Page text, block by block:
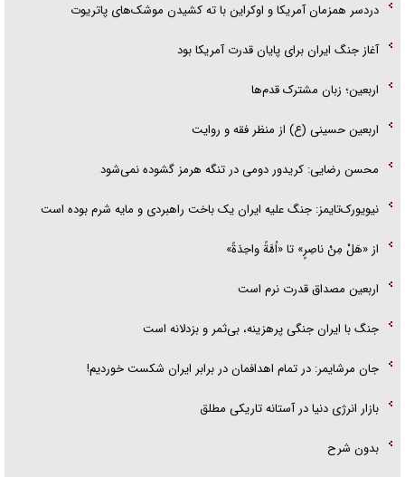
دردسر همزمان آمریکا و اوکراین با ته کشیدن موشک‌های پاتریوت
آغاز جنگ ایران برای پایان قدرت آمریکا بود
اربعین؛ زبان مشترک قدم‌ها
اربعین حسینی (ع) از منظر فقه و روایت
محسن رضایی: کریدور دومی در تنگه هرمز گشوده نمی‌شود
نیویورک‌تایمز: جنگ علیه ایران یک باخت راهبردی و مایه شرم بوده است
از «هَلْ مِنْ ناصِرٍ» تا «اُمَّةً واحِدَةً»
اربعین مصداق قدرت نرم است
جنگ با ایران جنگی پرهزینه، بی‌ثمر و بزدلانه است
جان مرشایمر: در تمام اهدافمان در برابر ایران شکست خوردیم!
بازار انرژی دنیا در آستانه تاریکی مطلق
بدون شرح